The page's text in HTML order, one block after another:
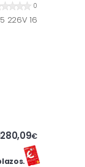
0
226V 16
€